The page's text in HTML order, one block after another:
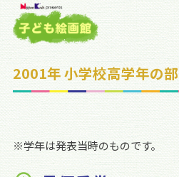
2001年 小学校高学年の部
※学年は発表当時のものです。